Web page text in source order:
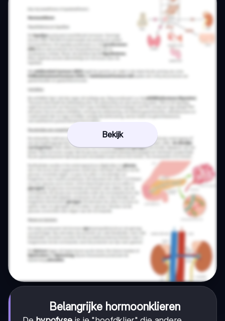
Bekijk
Belangrijke hormoonklieren